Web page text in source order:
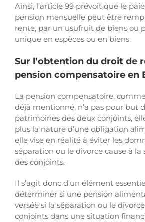
Ainsi, l’article 99 prévoit que le
pension mensuelle peut être
rente, par un usufruit de biens ou
unique en espèces ou en biens.
Sur l’obtention du droit de
pension compensatoire en
La pension compensatoire,
déjà mentionné, n’a pas pour but
patrimoines des deux conjoints,
plus la nature d’une obligation
elle vise en réalité à éviter les
séparation ou le divorce cause à la
des conjoints.
Il s’agit donc d’un élément
déterminer si une pension
versée si la séparation ou le
conjoints dans une situation